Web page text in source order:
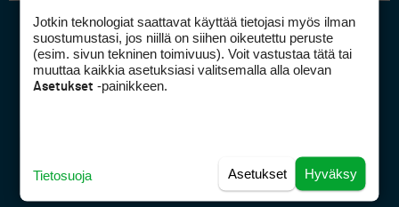
Tietoa verkon kävijöistä
Golfpisteen yhteystiedot
Jotkin teknologiat saattavat käyttää tietojasi myös ilman
suostumustasi, jos niillä on siihen oikeutettu peruste
(esim. sivun tekninen toimivuus). Voit vastustaa tätä tai
muuttaa kaikkia asetuksiasi valitsemalla alla olevan
Asetukset -painikkeen.
Hyväksy
Asetukset
Tietosuoja